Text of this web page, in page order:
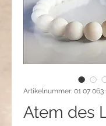
Artikelnummer: 01 07 063
Atem des